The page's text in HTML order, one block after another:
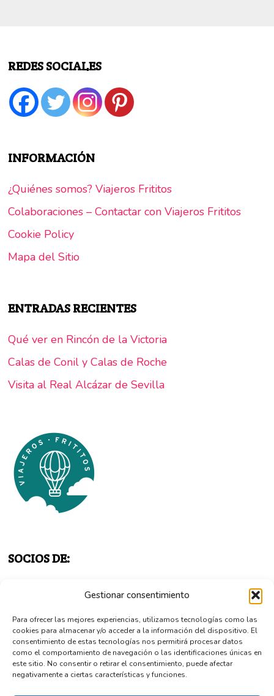
Gestionar consentimiento
Para ofrecer las mejores experiencias, utilizamos tecnologías como las
cookies para almacenar y/o acceder a la información del dispositivo. El
consentimiento de estas tecnologías nos permitirá procesar datos
como el comportamiento de navegación o las identificaciones únicas en
este sitio. No consentir o retirar el consentimiento, puede afectar
negativamente a ciertas características y funciones.
REDES SOCIALES
INFORMACIÓN
¿Quiénes somos? Viajeros Frititos
Colaboraciones – Contactar con Viajeros Frititos
Cookie Policy
Mapa del Sitio
ENTRADAS RECIENTES
Qué ver en Rincón de la Victoria
Calas de Conil y Calas de Roche
Visita al Real Alcázar de Sevilla
SOCIOS DE: